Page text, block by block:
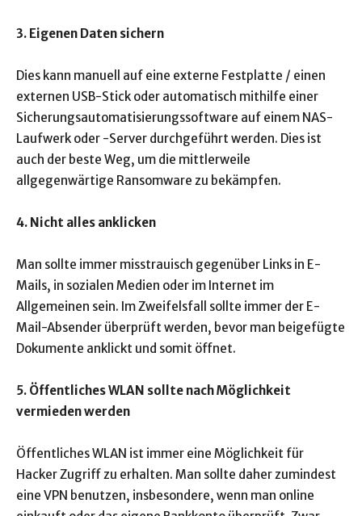
3. Eigenen Daten sichern
Dies kann manuell auf eine externe Festplatte / einen
externen USB-Stick oder automatisch mithilfe einer
Sicherungsautomatisierungssoftware auf einem NAS-
Laufwerk oder -Server durchgeführt werden. Dies ist
auch der beste Weg, um die mittlerweile
allgegenwärtige Ransomware zu bekämpfen.
4. Nicht alles anklicken
Man sollte immer misstrauisch gegenüber Links in E-
Mails, in sozialen Medien oder im Internet im
Allgemeinen sein. Im Zweifelsfall sollte immer der E-
Mail-Absender überprüft werden, bevor man beigefügte
Dokumente anklickt und somit öffnet.
5. Öffentliches WLAN sollte nach Möglichkeit
vermieden werden
Öffentliches WLAN ist immer eine Möglichkeit für
Hacker Zugriff zu erhalten. Man sollte daher zumindest
eine VPN benutzen, insbesondere, wenn man online